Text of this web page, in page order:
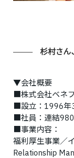
杉村さん
▼会社概要
■株式会社ベネ
■設立：1996年
■社員：連結
■事業内容：
福利厚生事業／
Relationship